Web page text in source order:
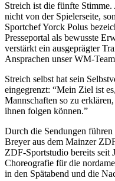
Streich ist die fünfte
nicht von der Spielerseite,
Sportchef Yorck Polus
Presseportal als bewusste
verstärkt ein ausgeprägter
Ansprachen unser WM-
Streich selbst hat sein
eingegrenzt: “Mein Ziel ist
Mannschaften so zu
ihnen folgen können.”
Durch die Sendungen
Breyer aus dem Mainzer
ZDF-Sportstudio bereits seit
Choreografie für die
in den Spätabend und die